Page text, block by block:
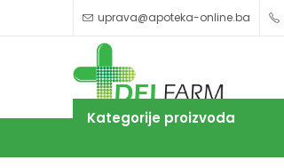
uprava@apoteka-online.ba
Kategorije proizvoda